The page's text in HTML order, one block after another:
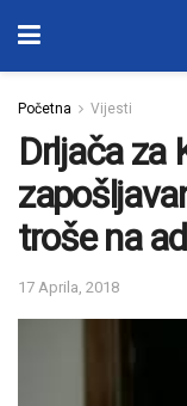
Početna Vijesti
Drljača za
troše na
17 Aprila, 2018